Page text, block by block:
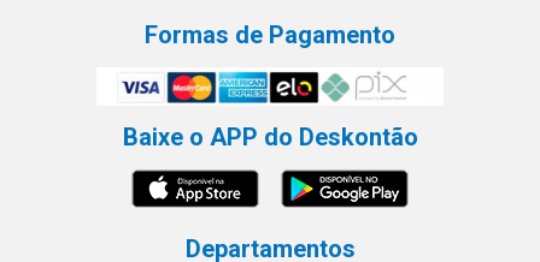
Formas de Pagamento
Baixe o APP do Deskontão
Departamentos